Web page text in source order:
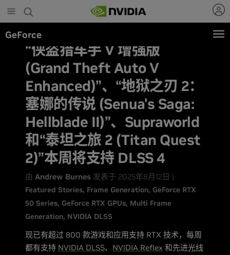
to
main
content
GeForce
“侠盗猎车手 V 增强版
(Grand Theft Auto V
Enhanced)”、“地狱之刃 2：
塞娜的传说 (Senua's Saga:
Hellblade II)”、Supraworld
和“泰坦之旅 2 (Titan Quest
2)”本周将支持 DLSS 4
由Andrew Burnes 发表于 2025年8月12日 |
Featured Stories Frame Generation GeForce RTX
50 Series GeForce RTX GPUs Multi Frame
Generation NVIDIA DLSS
现已有超过 800 款游戏和应用支持 RTX 技术，每周
都有支持 NVIDIA DLSS、 NVIDIA Reflex 和先进光线